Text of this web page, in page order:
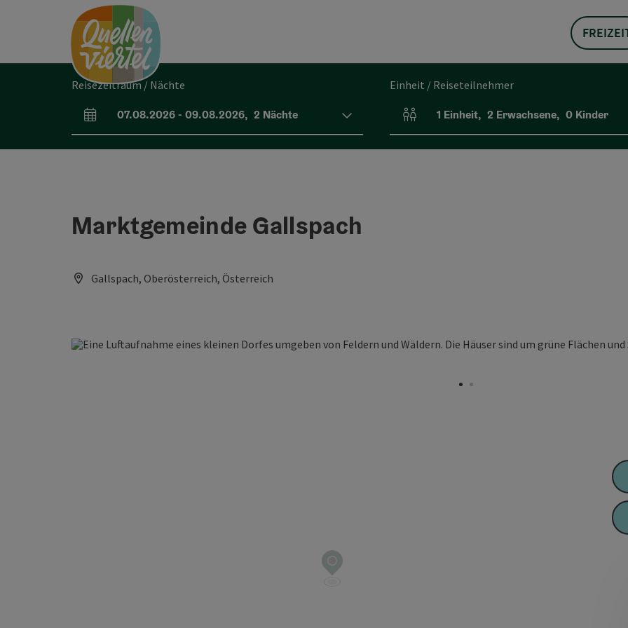
Zum InhaltAccesskey
[0]
Zur NavigationAccesskey
Zum Seitenanfang Accesskey
Reisezeitraum / Nächte
An- und Abreisefelder
07.08.2026- 09.08.2026, 2 Nächte
Einheit / Reiseteilnehmer
Einheitenanzahl und Personenfelder
1 Einheit, 2 Erwachsene, 0 Kinder
Marktgemeinde Gallspach
Gallspach, Oberösterreich, Österreich